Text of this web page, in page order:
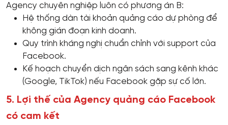
Agency chuyên nghiệp luôn có phương án B:
Hệ thống dàn tài khoản quảng cáo dự phòng để
không gián đoạn kinh doanh.
Quy trình kháng nghị chuẩn chỉnh với support của
Facebook.
Kế hoạch chuyển dịch ngân sách sang kênh khác
(Google, TikTok) nếu Facebook gặp sự cố lớn.
5. Lợi thế của Agency quảng cáo Facebook
có cam kết